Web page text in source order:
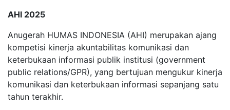
AHI 2025
Anugerah HUMAS INDONESIA (AHI) merupakan ajang
kompetisi kinerja akuntabilitas komunikasi dan
keterbukaan informasi publik institusi (government
public relations/GPR), yang bertujuan mengukur kinerja
komunikasi dan keterbukaan informasi sepanjang satu
tahun terakhir.